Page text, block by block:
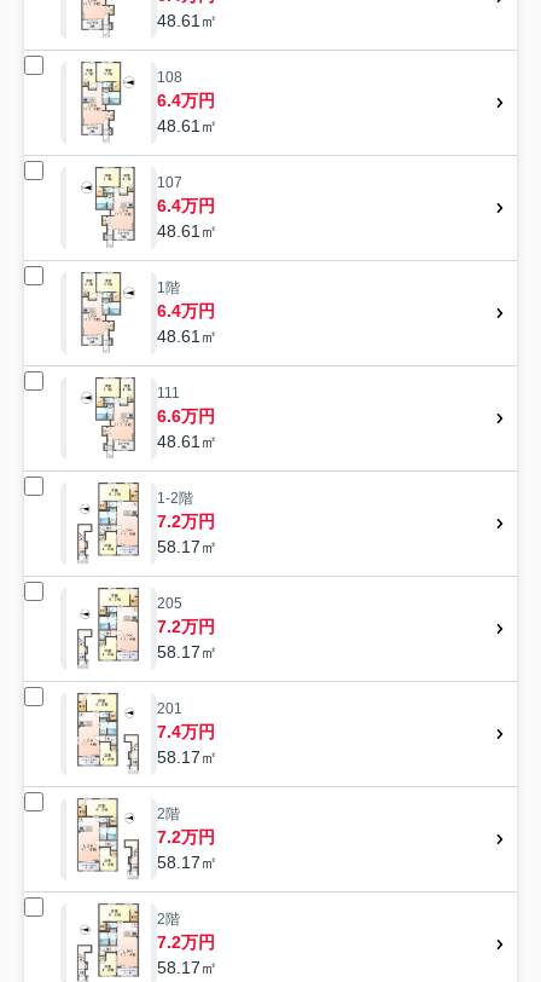
48.61㎡
108
6.4万円
48.61㎡
107
6.4万円
48.61㎡
1階
6.4万円
48.61㎡
111
6.6万円
48.61㎡
1-2階
7.2万円
58.17㎡
205
7.2万円
58.17㎡
201
7.4万円
58.17㎡
2階
7.2万円
58.17㎡
2階
7.2万円
58.17㎡